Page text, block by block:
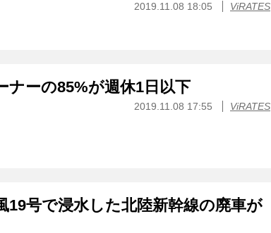
2019.11.08 18:05 ViRATES
ーの85%が週休1日以下
2019.11.08 17:55 ViRATES
号で浸水した北陸新幹線の廃車が